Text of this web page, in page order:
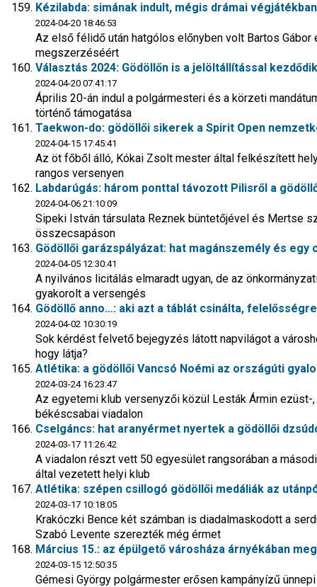
Kézilabda: simának indult, mégis drámai
2024-04-20 18:46:53
Az első félidő után hatgólos előnyben volt Bartos
megszerzéséért
Választás 2024: Gödöllőn is a jelöltállítással
2024-04-20 07:41:17
Április 20-án indul a polgármesteri és a körzeti
történő támogatása
Taekwon-do: gödöllői sikerek a Spirit Open
2024-04-15 17:45:41
Az öt főből álló, Kókai Zsolt mester által felkészített
rangos versenyen
Labdarúgás: három ponttal távozott Pilisről a
2024-04-06 21:10:09
Sipeki István társulata Reznek büntetőjével és Mertse
összecsapáson
Gödöllői garázspályázat: hat magánszemély és
2024-04-05 12:30:41
A nyilvános licitálás elmaradt ugyan, de az
gyakorolt a versengés
Gödöllő anno…: aki azt a táblát csinálta,
2024-04-02 10:30:19
Sok kérdést felvető bejegyzés látott napvilágot a
hogy látja?
Atlétika: a gödöllői Vancsó Noémi az országúti
2024-03-24 16:23:47
Az egyetemi klub versenyzői közül Lesták Ármin ezüst-
békéscsabai viadalon
Cselgáncs: hat aranyérmet nyertek a gödöllői
2024-03-17 11:26:42
A viadalon részt vett 50 egyesület rangsorában a
által vezetett helyi klub
Atlétika: szépen csillogó gödöllői medáliák az
2024-03-17 10:18:05
Krakóczki Bence két számban is diadalmaskodott a
Szabó Levente szerezték még érmet
Március 15.: az épülgető városháza árnyékában
2024-03-15 12:50:35
Gémesi György polgármester erősen kampányízű